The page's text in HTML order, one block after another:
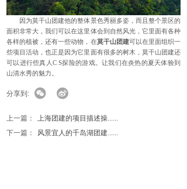
因为莫干山团建他的整体景色秀丽多姿，而且整个景区的
面积非常大，我们可以在这里体会到自然风光，它里面有各种
各样的植被，还有一些动物，在莫干山团建可以在里面组织一
些项目活动，也正是因为它里面有很多的树木，莫干山团建还
可以进行些真人C S探险的游戏。让我们在炎热的夏天体验到
山清水秀的魅力。
分享到:
上一篇：
上海团建的项目描述操......
下一篇：
风景宜人的千岛湖团建......